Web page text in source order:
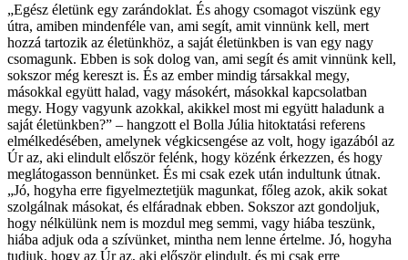
„Egész életünk egy zarándoklat. És ahogy csomagot viszünk egy
útra, amiben mindenféle van, ami segít, amit vinnünk kell, mert
hozzá tartozik az életünkhöz, a saját életünkben is van egy nagy
csomagunk. Ebben is sok dolog van, ami segít és amit vinnünk kell,
sokszor még kereszt is. És az ember mindig társakkal megy,
másokkal együtt halad, vagy másokért, másokkal kapcsolatban
megy. Hogy vagyunk azokkal, akikkel most mi együtt haladunk a
saját életünkben?” – hangzott el Bolla Júlia hitoktatási referens
elmélkedésében, amelynek végkicsengése az volt, hogy igazából az
Úr az, aki elindult először felénk, hogy közénk érkezzen, és hogy
meglátogasson bennünket. És mi csak ezek után indultunk útnak.
„Jó, hogyha erre figyelmeztetjük magunkat, főleg azok, akik sokat
szolgálnak másokat, és elfáradnak ebben. Sokszor azt gondoljuk,
hogy nélkülünk nem is mozdul meg semmi, vagy hiába teszünk,
hiába adjuk oda a szívünket, mintha nem lenne értelme. Jó, hogyha
tudjuk, hogy az Úr az, aki először elindult, és mi csak erre